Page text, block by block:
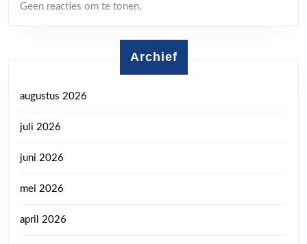
Geen reacties om te tonen.
Archief
augustus 2026
juli 2026
juni 2026
mei 2026
april 2026